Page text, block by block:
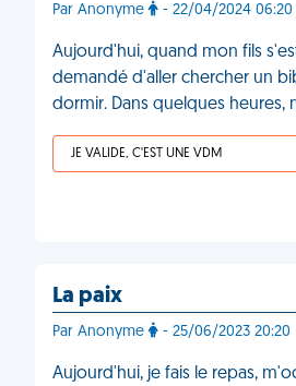
Par Anonyme - 22/04/2024
Aujourd'hui, quand mon fils
demandé d'aller chercher un
dormir. Dans quelques heures,
JE VALIDE, C'EST UNE VDM
La paix
Par Anonyme - 25/06/2023 20:20
Aujourd'hui, je fais le repas,